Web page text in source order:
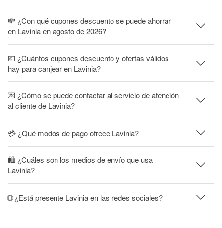
💸 ¿Con qué cupones descuento se puede ahorrar
en Lavinia en agosto de 2026?
💶 ¿Cuántos cupones descuento y ofertas válidos
hay para canjear en Lavinia?
💌 ¿Cómo se puede contactar al servicio de atención
al cliente de Lavinia?
💳 ¿Qué modos de pago ofrece Lavinia?
🛍 ¿Cuáles son los medios de envío que usa
Lavinia?
🌐 ¿Está presente Lavinia en las redes sociales?